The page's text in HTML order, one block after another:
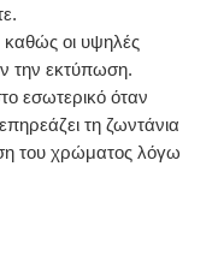
καθώς οι υψηλές
την εκτύπωση.
εσωτερικό όταν
τη ζωντάνια
του χρώματος λόγω